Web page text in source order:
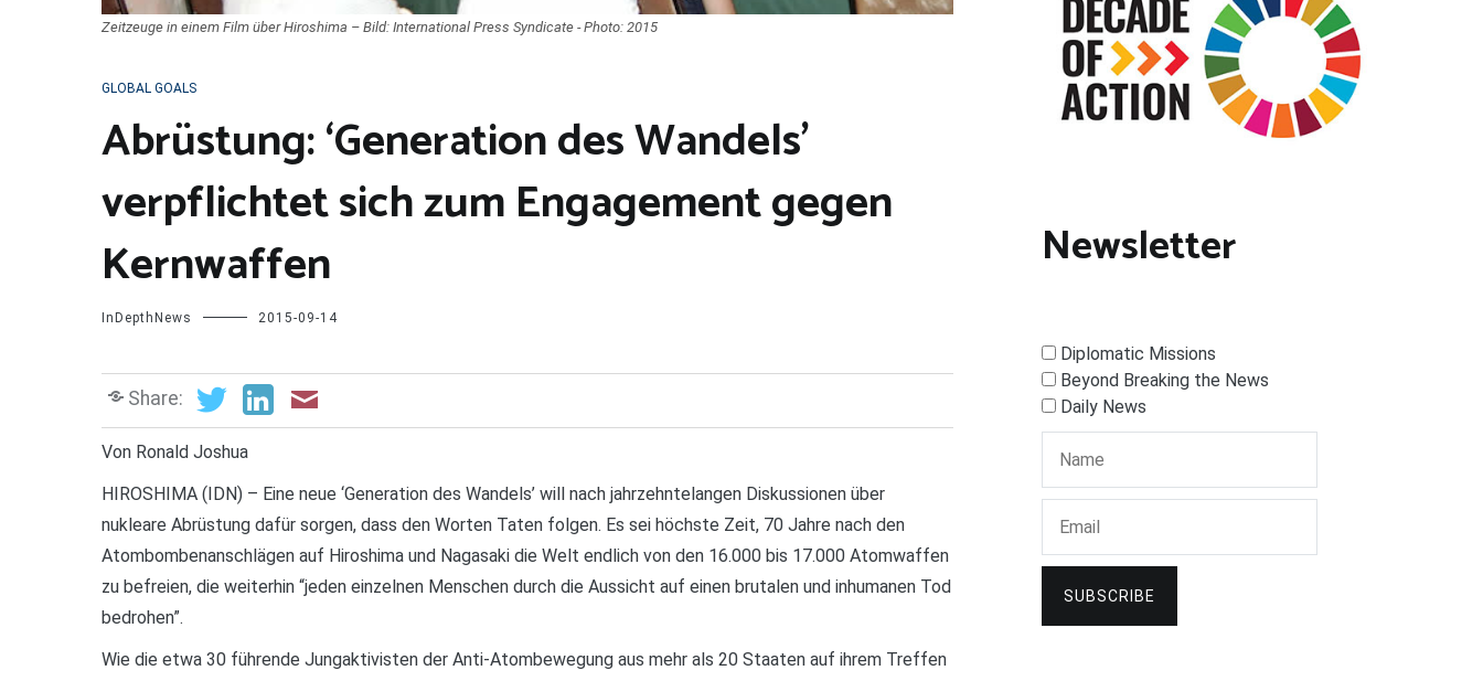
Zeitzeuge in einem Film über Hiroshima – Bild: International Press Syndicate - Photo: 2015
GLOBAL GOALS
Abrüstung: ‘Generation des Wandels’
verpflichtet sich zum Engagement gegen
Kernwaffen
InDepthNews 2015-09-14
Share:
Von Ronald Joshua
HIROSHIMA (IDN) – Eine neue ‘Generation des Wandels’ will nach jahrzehntelangen Diskussionen über
nukleare Abrüstung dafür sorgen, dass den Worten Taten folgen. Es sei höchste Zeit, 70 Jahre nach den
Atombombenanschlägen auf Hiroshima und Nagasaki die Welt endlich von den 16.000 bis 17.000 Atomwaffen
zu befreien, die weiterhin “jeden einzelnen Menschen durch die Aussicht auf einen brutalen und inhumanen Tod
bedrohen”.
Wie die etwa 30 führende Jungaktivisten der Anti-Atombewegung aus mehr als 20 Staaten auf ihrem Treffen
Newsletter
Diplomatic Missions
Beyond Breaking the News
Daily News
SUBSCRIBE